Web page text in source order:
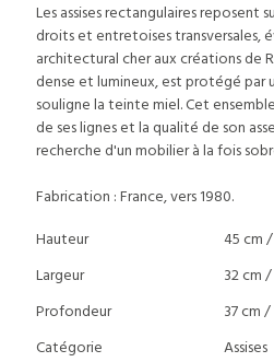
Les assises rectangulaires reposent
droits et entretoises transversales,
architectural cher aux créations de
dense et lumineux, est protégé par
souligne la teinte miel. Cet
de ses lignes et la qualité de son
recherche d'un mobilier à la fois
Fabrication : France, vers 1980.
Hauteur
45 cm /
Largeur
32 cm /
Profondeur
37 cm /
Catégorie
Assises